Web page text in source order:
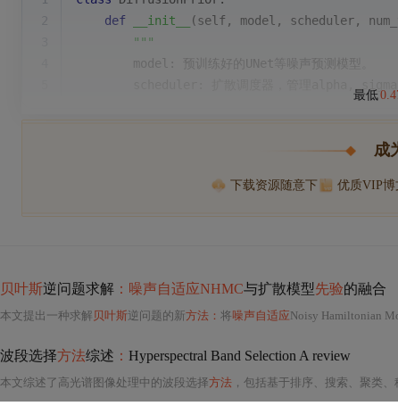
def __init__ (self, model, scheduler,
"""
        model: 预训练好的UNet等噪声预测模型。
最低
成
下载资源随意下 优质VIP博
贝叶斯逆问题求解 ：噪声自适应NHMC与扩散模型先验的融合
本文提出一种求解 贝叶斯逆问题的新方法： 将噪声自适应Noisy Hamiltonian
波段选择方法综述 ： Hyperspectral Band Selection A review
本文综述了高光谱图像处理中的波段选择方法 ，包括基于排序、搜索、聚类